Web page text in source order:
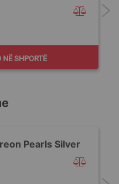
NË SHPORTË
Pearls Silver